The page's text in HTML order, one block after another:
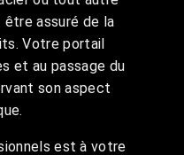
être assuré de la
Votre portail
et au passage du
son aspect
est à votre